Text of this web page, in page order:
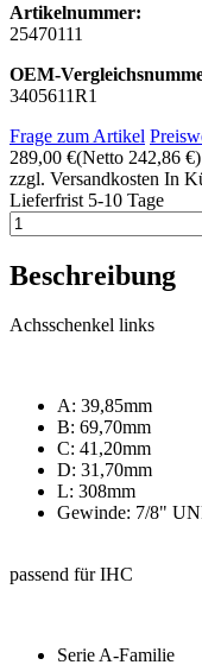
Artikelnummer:
25470111
OEM-
3405611R1
Frage zum Artikel
289,00 €(Netto 242,86 €)
zzgl. Versandkosten In
Lieferfrist 5-10 Tage
Beschreibung
Achsschenkel links
A: 39,85mm
B: 69,70mm
C: 41,20mm
D: 31,70mm
L: 308mm
Gewinde: 7/8"
passend für IHC
Serie A-Familie